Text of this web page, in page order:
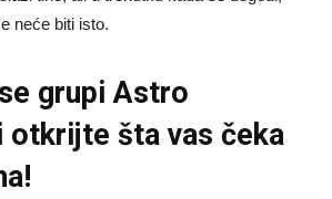
neće biti isto.
grupiAstro
otkrijte šta vas čeka